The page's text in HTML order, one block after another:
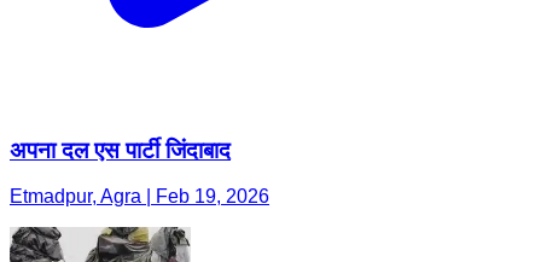
अपना दल एस पार्टी जिंदाबाद
Etmadpur, Agra | Feb 19, 2026